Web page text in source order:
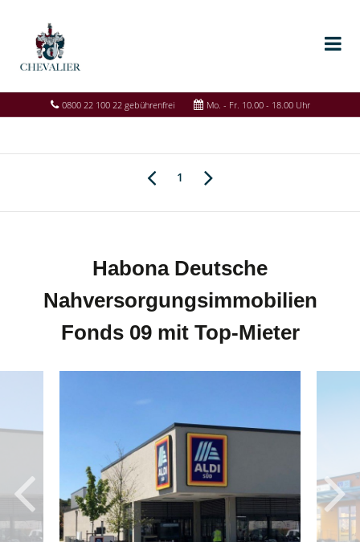
0800 22 100 22 gebührenfrei Mo. - Fr. 10.00 - 18.00 Uhr
1
Habona Deutsche
Nahversorgungsimmobilien
Fonds 09 mit Top-Mieter